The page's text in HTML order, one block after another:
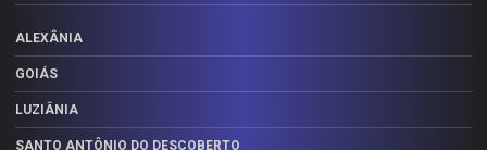
ALEXÂNIA
GOIÁS
LUZIÂNIA
SANTO ANTÔNIO DO DESCOBERTO